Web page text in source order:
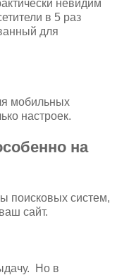
невидим
в 5 раз
для
мобильных
настроек.
на
поисковых систем,
сайт.
Но в